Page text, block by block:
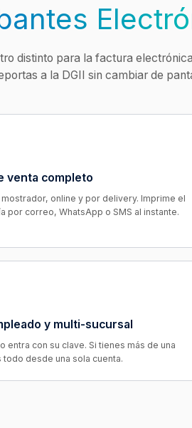
distinto para la factura
a la DGII sin cambiar de
venta completo
online y por delivery. Imprime el
por correo, WhatsApp o SMS al instante.
y multi-sucursal
entra con su clave. Si tienes más de una
todo desde una sola cuenta.